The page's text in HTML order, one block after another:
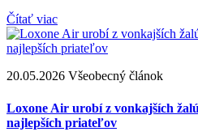
Čítať viac
20.05.2026 Všeobecný článok
Loxone Air urobí z vonkajších
najlepších priateľov